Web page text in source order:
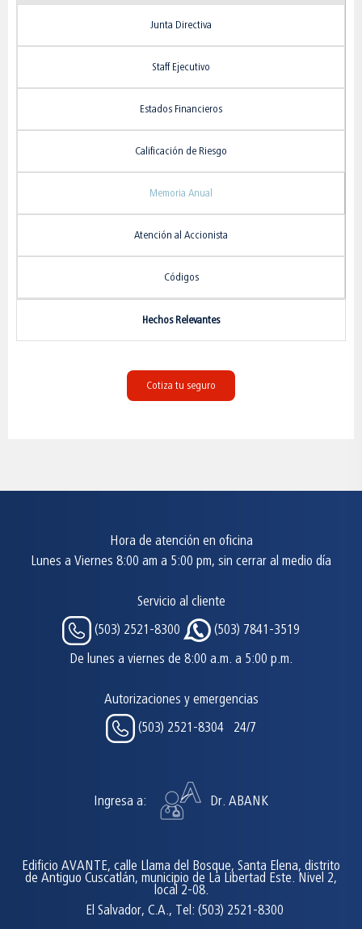
Junta Directiva
Staff Ejecutivo
Estados Financieros
Calificación de Riesgo
Memoria Anual
Atención al Accionista
Códigos
Hechos Relevantes
Cotiza tu seguro
Hora de atención en oficina
Lunes a Viernes 8:00 am a 5:00 pm, sin cerrar al medio día
Servicio al cliente
(503) 2521-8300
(503) 7841-3519
De lunes a viernes de 8:00 a.m. a 5:00 p.m.
Autorizaciones y emergencias
(503) 2521-8304 24/7
Ingresa a: Dr. ABANK
Edificio AVANTE, calle Llama del Bosque, Santa Elena, distrito
de Antiguo Cuscatlán, municipio de La Libertad Este. Nivel 2,
local 2-08.
El Salvador, C.A., Tel: (503) 2521-8300